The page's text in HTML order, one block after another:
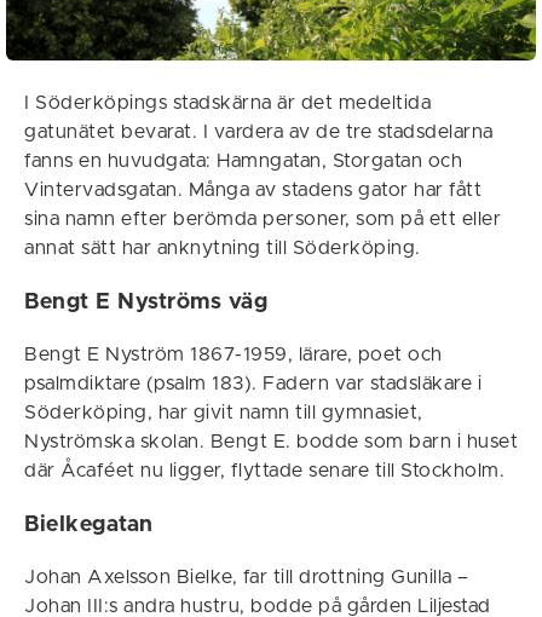
I Söderköpings stadskärna är det medeltida
gatunätet bevarat. I vardera av de tre stadsdelarna
fanns en huvudgata: Hamngatan, Storgatan och
Vintervadsgatan. Många av stadens gator har fått
sina namn efter berömda personer, som på ett eller
annat sätt har anknytning till Söderköping.
Bengt E Nyströms väg
Bengt E Nyström 1867-1959, lärare, poet och
psalmdiktare (psalm 183). Fadern var stadsläkare i
Söderköping, har givit namn till gymnasiet,
Nyströmska skolan. Bengt E. bodde som barn i huset
där Åcaféet nu ligger, flyttade senare till Stockholm.
Bielkegatan
Johan Axelsson Bielke, far till drottning Gunilla –
Johan III:s andra hustru, bodde på gården Liljestad